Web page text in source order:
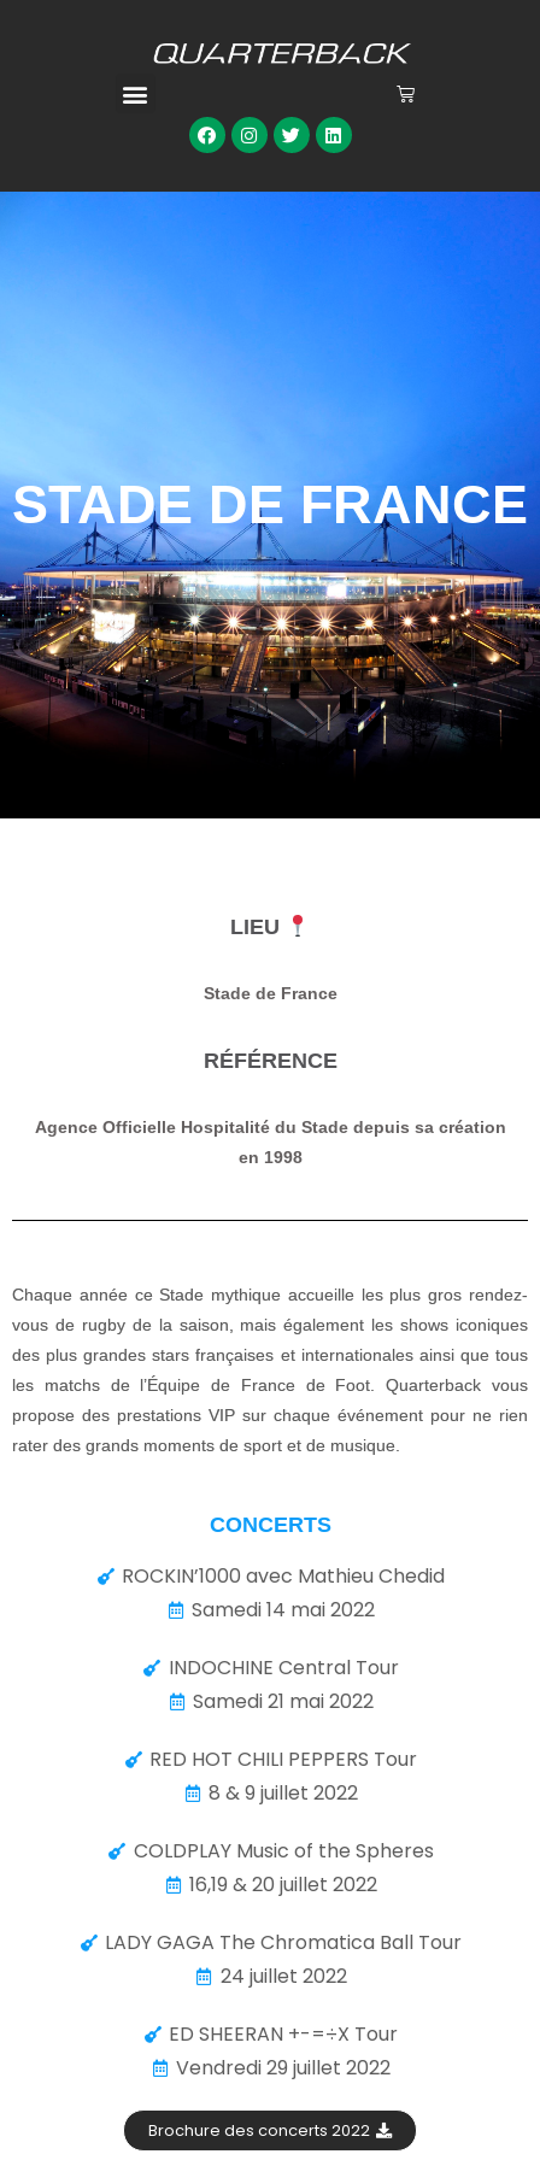
STADE DE FRANCE
LIEU
Stade de France
RÉFÉRENCE
Agence Officielle Hospitalité du Stade depuis sa création
en 1998
Chaque année ce Stade mythique accueille les plus gros rendez-
vous de rugby de la saison, mais également les shows iconiques
des plus grandes stars françaises et internationales ainsi que tous
les matchs de l’Équipe de France de Foot. Quarterback vous
propose des prestations VIP sur chaque événement pour ne rien
rater des grands moments de sport et de musique.
CONCERTS
ROCKIN’1000 avec Mathieu Chedid
Samedi 14 mai 2022
INDOCHINE Central Tour
Samedi 21 mai 2022
RED HOT CHILI PEPPERS Tour
8 & 9 juillet 2022
COLDPLAY Music of the Spheres
16,19 & 20 juillet 2022
LADY GAGA The Chromatica Ball Tour
24 juillet 2022
ED SHEERAN +-=÷X Tour
Vendredi 29 juillet 2022
Brochure des concerts 2022